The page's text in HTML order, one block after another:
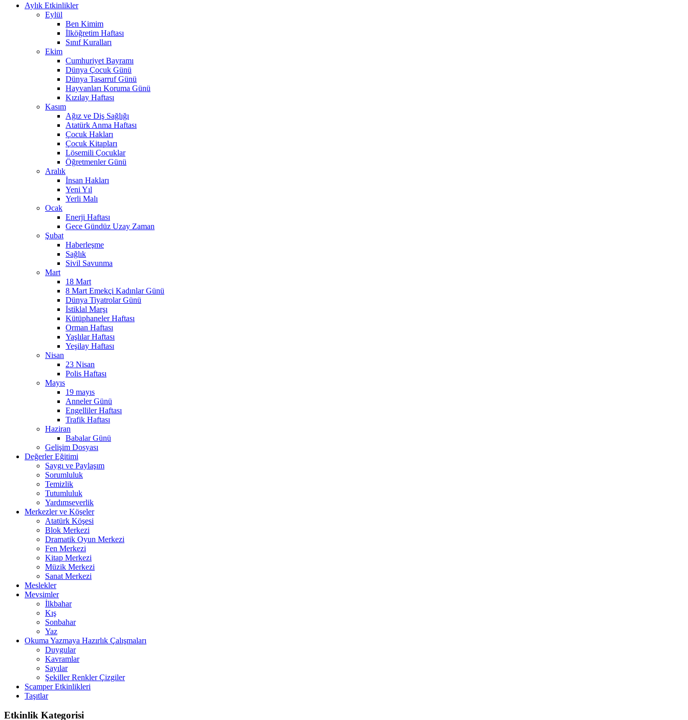
Aylık Etkinlikler
Eylül
Ben Kimim
İlköğretim Haftası
Sınıf Kuralları
Ekim
Cumhuriyet Bayramı
Dünya Çocuk Günü
Dünya Tasarruf Günü
Hayvanları Koruma Günü
Kızılay Haftası
Kasım
Ağız ve Diş Sağlığı
Atatürk Anma Haftası
Çocuk Hakları
Çocuk Kitapları
Lösemili Çocuklar
Öğretmenler Günü
Aralık
İnsan Hakları
Yeni Yıl
Yerli Malı
Ocak
Enerji Haftası
Gece Gündüz Uzay Zaman
Şubat
Haberleşme
Sağlık
Sivil Savunma
Mart
18 Mart
8 Mart Emekçi Kadınlar Günü
Dünya Tiyatrolar Günü
İstiklal Marşı
Kütüphaneler Haftası
Orman Haftası
Yaşlılar Haftası
Yeşilay Haftası
Nisan
23 Nisan
Polis Haftası
Mayıs
19 mayıs
Anneler Günü
Engelliler Haftası
Trafik Haftası
Haziran
Babalar Günü
Gelişim Dosyası
Değerler Eğitimi
Saygı ve Paylaşım
Sorumluluk
Temizlik
Tutumluluk
Yardımseverlik
Merkezler ve Köşeler
Atatürk Köşesi
Blok Merkezi
Dramatik Oyun Merkezi
Fen Merkezi
Kitap Merkezi
Müzik Merkezi
Sanat Merkezi
Meslekler
Mevsimler
İlkbahar
Kış
Sonbahar
Yaz
Okuma Yazmaya Hazırlık Çalışmaları
Duygular
Kavramlar
Sayılar
Şekiller Renkler Çizgiler
Scamper Etkinlikleri
Taşıtlar
Etkinlik Kategorisi